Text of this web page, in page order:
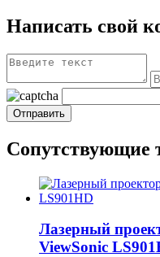
Написать свой
Сопутствующие
Лазерный
ViewSonic